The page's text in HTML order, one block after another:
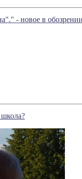
- новое в